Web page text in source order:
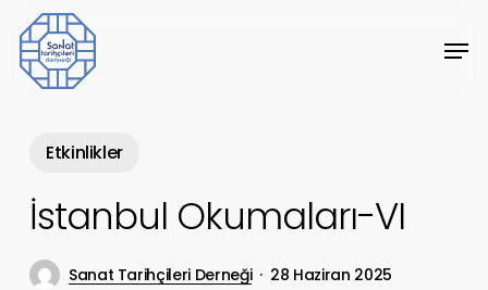
Skip
contentEtkinlikler
İstanbul Okumaları-VI
Sanat Tarihçileri Derneği
28 Haziran 2025